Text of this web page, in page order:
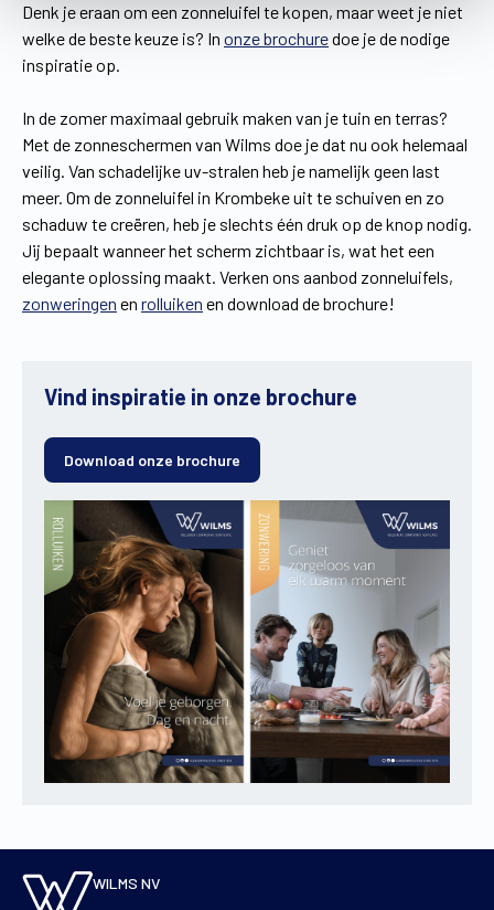
Denk je eraan om een zonneluifel te kopen, maar weet je niet
welke de beste keuze is? In onze brochuredoe je de nodige
inspiratie op.
In de zomer maximaal gebruik maken van je tuin en terras?
Met de zonneschermen van Wilms doe je dat nu ook helemaal
veilig. Van schadelijke uv-stralen heb je namelijk geen last
meer. Om de zonneluifel in Krombeke uit te schuiven en zo
schaduw te creëren, heb je slechts één druk op de knop nodig.
Jij bepaalt wanneer het scherm zichtbaar is, wat het een
elegante oplossing maakt. Verken ons aanbod zonneluifels,
zonweringen en rolluiken en download de brochure!
Vind inspiratie in onze brochure
Download onze brochure
WILMS NV